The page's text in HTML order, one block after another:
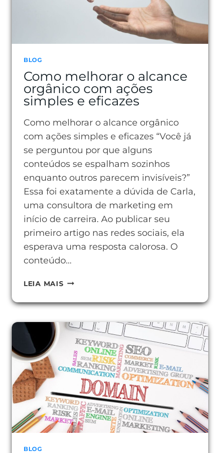
BLOG
Como melhorar o alcance
orgânico com ações
simples e eficazes
Como melhorar o alcance orgânico
com ações simples e eficazes “Você já
se perguntou por que alguns
conteúdos se espalham sozinhos
enquanto outros parecem invisíveis?”
Essa foi exatamente a dúvida de Carla,
uma consultora de marketing em
início de carreira. Ao publicar seu
primeiro artigo nas redes sociais, ela
esperava uma resposta calorosa. O
conteúdo…
LEIA MAISCOMO
ALCANCE
ORGÂNICO
COM
AÇÕES
SIMPLES
E
EFICAZES
BLOG